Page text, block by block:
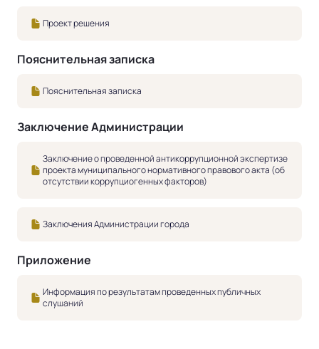
Проект решения
Пояснительная записка
Пояснительная записка
Заключение Администрации
Заключение о проведенной антикоррупционной экспертизе
проекта муниципального нормативного правового акта (об
отсутствии коррупциогенных факторов)
Заключения Администрации города
Приложение
Информация по результатам проведенных публичных
слушаний